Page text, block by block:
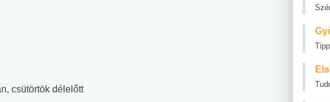
csütörtök délelőtt